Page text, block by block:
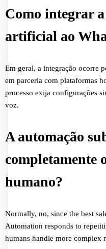
Como integrar
artificial ao
Em geral, a integração ocorre
em parceria com plataformas
processo exija configurações
voz.
A automação
completamente
humano?
Normally, no, since the best
Automation responds to
humans handle more complex